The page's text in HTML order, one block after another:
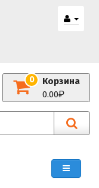
Корзина
0
0.00